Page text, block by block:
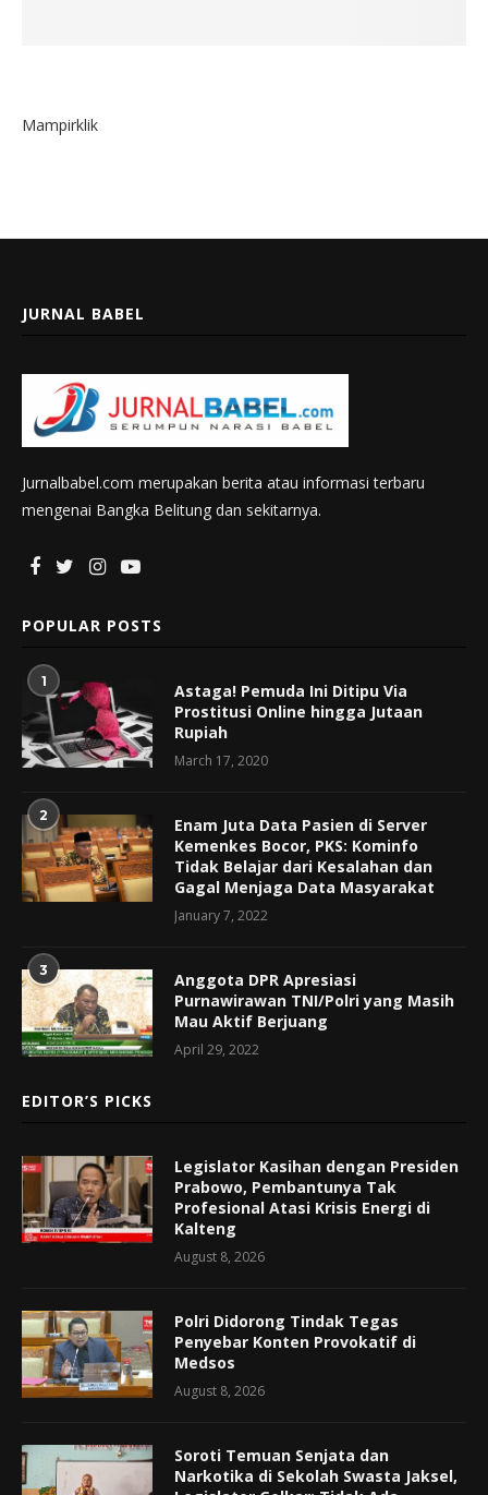
Mampirklik
JURNAL BABEL
Jurnalbabel.com merupakan berita atau informasi terbaru
mengenai Bangka Belitung dan sekitarnya.
POPULAR POSTS
1
Astaga! Pemuda Ini Ditipu Via
Prostitusi Online hingga Jutaan
Rupiah
March 17, 2020
2
Enam Juta Data Pasien di Server
Kemenkes Bocor, PKS: Kominfo
Tidak Belajar dari Kesalahan dan
Gagal Menjaga Data Masyarakat
January 7, 2022
3
Anggota DPR Apresiasi
Purnawirawan TNI/Polri yang Masih
Mau Aktif Berjuang
April 29, 2022
EDITOR’S PICKS
Legislator Kasihan dengan Presiden
Prabowo, Pembantunya Tak
Profesional Atasi Krisis Energi di
Kalteng
August 8, 2026
Polri Didorong Tindak Tegas
Penyebar Konten Provokatif di
Medsos
August 8, 2026
Soroti Temuan Senjata dan
Narkotika di Sekolah Swasta Jaksel,